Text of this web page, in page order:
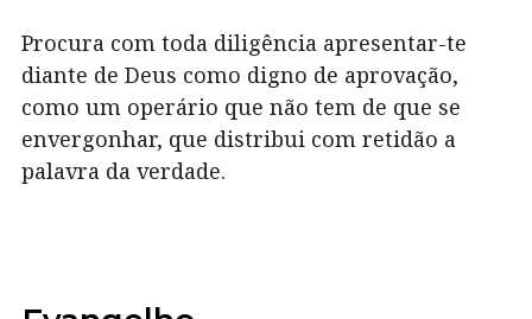
Procura com toda diligência apresentar-te
diante de Deus como digno de aprovação,
como um operário que não tem de que se
envergonhar, que distribui com retidão a
palavra da verdade.